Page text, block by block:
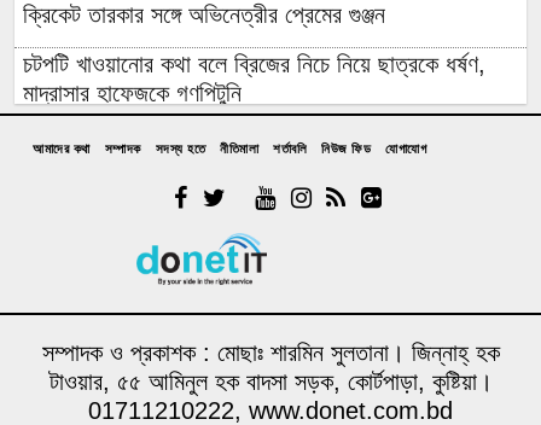
ক্রিকেট তারকার সঙ্গে অভিনেত্রীর প্রেমের গুঞ্জন
চটপটি খাওয়ানোর কথা বলে ব্রিজের নিচে নিয়ে ছাত্রকে ধর্ষণ,
মাদ্রাসার হাফেজকে গণপিটুনি
যুবলীগ নেতার বাড়িতে হামলা-লুটপাটে গিয়ে জনতার প্রতিরোধে
ক্ষমতায় যেতে অন্যায়, মিথ্যাচার ও মোনাফেকি করেছেন
দল ক্ষমতা হারালে সবার আগে পিছটান দেন তারকা রাজনীতিবিদ’রা,
দু’দিনের রাজনীতিবিদ সাকিব কেন ব্যাতিক্রম?
আমাদের কথা সম্পাদক সদস্য হতে নীতিমালা শর্তাবলি নিউজ ফিড যোগাযোগ
সম্পাদক ও প্রকাশক : মোছাঃ শারমিন সুলতানা। জিন্নাহ্ হক
টাওয়ার, ৫৫ আমিনুল হক বাদসা সড়ক, কোর্টপাড়া, কুষ্টিয়া।
01711210222, www.donet.com.bd